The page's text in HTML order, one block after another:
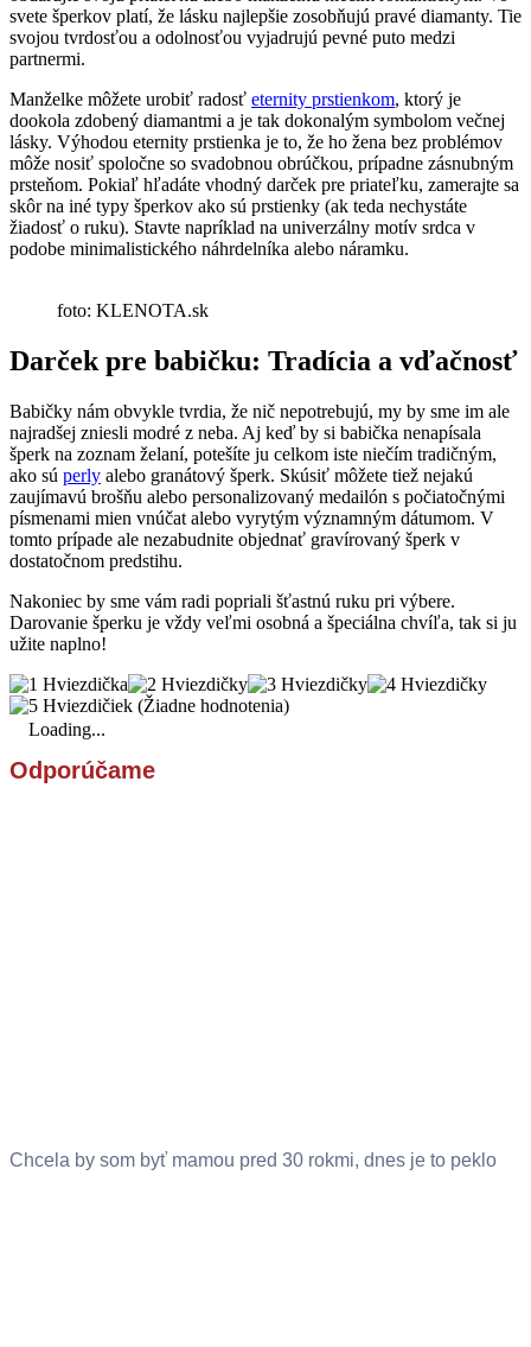
svete šperkov platí, že lásku najlepšie zosobňujú pravé diamanty. Tie
svojou tvrdosťou a odolnosťou vyjadrujú pevné puto medzi
partnermi.
Manželke môžete urobiť radosť eternity prstienkom, ktorý je
dookola zdobený diamantmi a je tak dokonalým symbolom večnej
lásky. Výhodou eternity prstienka je to, že ho žena bez problémov
môže nosiť spoločne so svadobnou obrúčkou, prípadne zásnubným
prsteňom. Pokiaľ hľadáte vhodný darček pre priateľku, zamerajte sa
skôr na iné typy šperkov ako sú prstienky (ak teda nechystáte
žiadosť o ruku). Stavte napríklad na univerzálny motív srdca v
podobe minimalistického náhrdelníka alebo náramku.
foto: KLENOTA.sk
Darček pre babičku: Tradícia a vďačnosť
Babičky nám obvykle tvrdia, že nič nepotrebujú, my by sme im ale
najradšej zniesli modré z neba. Aj keď by si babička nenapísala
šperk na zoznam želaní, potešíte ju celkom iste niečím tradičným,
ako sú perly alebo granátový šperk. Skúsiť môžete tiež nejakú
zaujímavú brošňu alebo personalizovaný medailón s počiatočnými
písmenami mien vnúčat alebo vyrytým významným dátumom. V
tomto prípade ale nezabudnite objednať gravírovaný šperk v
dostatočnom predstihu.
Nakoniec by sme vám radi popriali šťastnú ruku pri výbere.
Darovanie šperku je vždy veľmi osobná a špeciálna chvíľa, tak si ju
užite naplno!
(Žiadne hodnotenia)
Loading...
Odporúčame
Chcela by som byť mamou pred 30 rokmi, dnes je to peklo